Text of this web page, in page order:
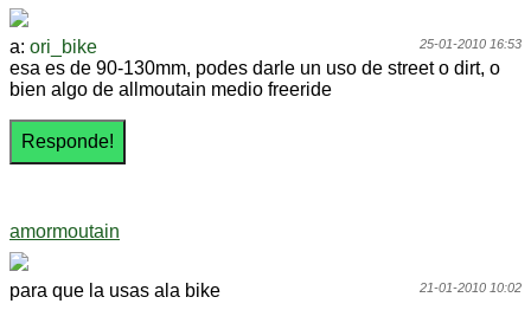
25-01-2010 16:53
a: ori_bike
esa es de 90-130mm, podes darle un uso de street o dirt, o
bien algo de allmoutain medio freeride
amormoutain
21-01-2010 10:02
para que la usas ala bike